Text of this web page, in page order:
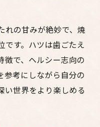
気部位の秘密
めの人気部位解説
気ランキングの鳥
れの甘みが絶妙で、焼
です。ハツは歯ごたえ
徴で、ヘルシー志向の
参考にしながら自分の
い世界をより楽しめる